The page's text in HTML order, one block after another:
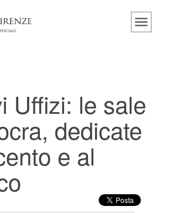
Eventi e mostre
I commenti dei visitatori
Contattaci
gli Uffizi
Prenota ora
Uffizi: le sale
dedicate
e al